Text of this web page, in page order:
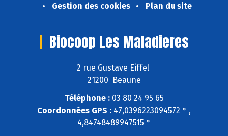
Gestion des cookies
Plan du site
Biocoop Les Maladieres
2 rue Gustave Eiffel
21200 Beaune
Téléphone :03 80 24 95 65
Coordonnées GPS : 47,0396223094572 ° ,
4,84748489947515 °